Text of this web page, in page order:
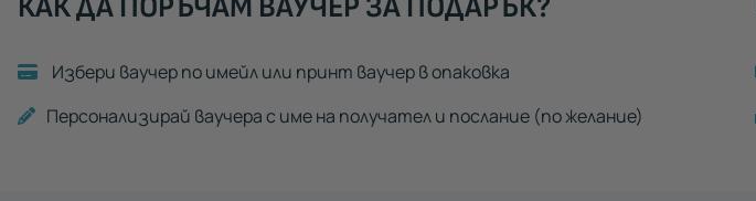
Избери ваучер по имейл или принт ваучер в опаковка
Персонализирай ваучера с име на получател и послание (по желание)